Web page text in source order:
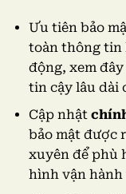
Ưu tiên bảo
toàn thông tin
động, xem
tin cậy lâu dài
Cập nhật
bảo mật được
xuyên để phù
hình vận hành